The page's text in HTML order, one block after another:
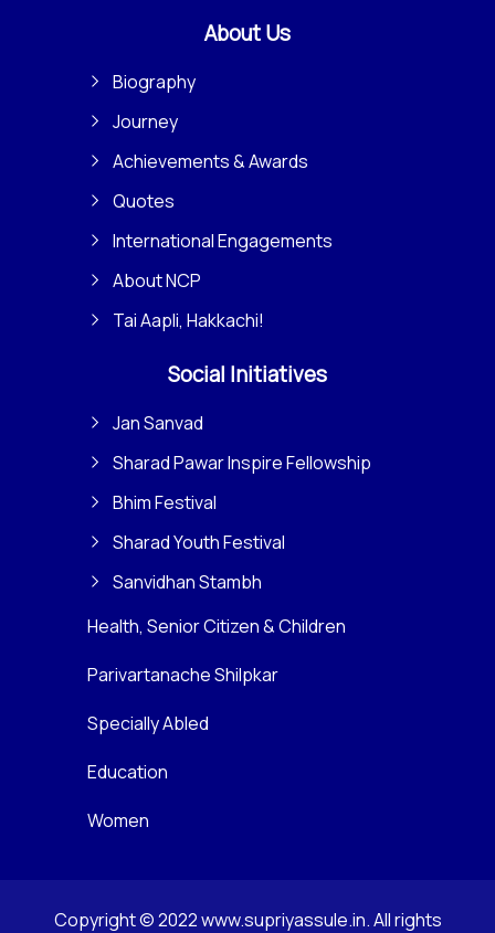
About Us
Biography
Journey
Achievements & Awards
Quotes
International Engagements
About NCP
Tai Aapli, Hakkachi!
Social Initiatives
Jan Sanvad
Sharad Pawar Inspire Fellowship
Bhim Festival
Sharad Youth Festival
Sanvidhan Stambh
Health, Senior Citizen & Children
Parivartanache Shilpkar
Specially Abled
Education
Women
Copyright © 2022 www.supriyassule.in. All rights